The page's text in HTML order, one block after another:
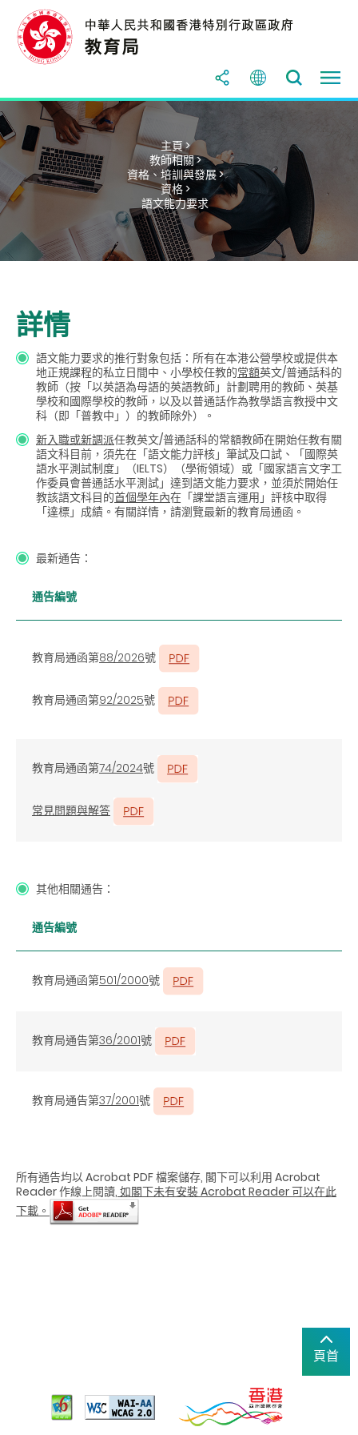
主頁 >
教師相關 >
資格、培訓與發展 >
資格 >
語文能力要求
詳情
語文能力要求的推行對象包括：所有在本港公營學校或提供本
地正規課程的私立日間中、小學校任教的常額英文/普通話科的
教師（按「以英語為母語的英語教師」計劃聘用的教師、英基
學校和國際學校的教師，以及以普通話作為教學語言教授中文
科（即「普教中」）的教師除外）。
新入職或新調派任教英文/普通話科的常額教師在開始任教有關
語文科目前， 須先在「語文能力評核」筆試及口試、「國際英
語水平測試制度」（IELTS）（學術領域）或「國家語言文字工
作委員會普通話水平測試」 達到語文能力要求，並須於開始任
教該語文科目的首個學年內在 「課堂語言運用」評核中取得
「達標」成績。有關詳情，請瀏覽最新的教育局通函。
最新通告：
通告編號
教育局通函第88/2026號
教育局通函第92/2025號
教育局通函第74/2024號
常見問題與解答
其他相關通告：
通告編號
教育局通函第501/2000號
教育局通告第36/2001號
教育局通告第37/2001號
所有通告均以 Acrobat PDF 檔案儲存, 閣下可以利用 Acrobat
Reader 作線上閱讀, 如閣下未有安裝 Acrobat Reader 可以在此
下載。
頁首